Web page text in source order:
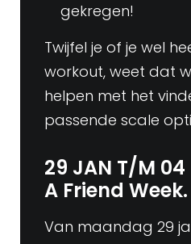
gekregen!
Twijfel je of je wel
workout, weet dat
helpen met het
passende scale
29 JAN T/M 04
A Friend Week.
Van maandag 29